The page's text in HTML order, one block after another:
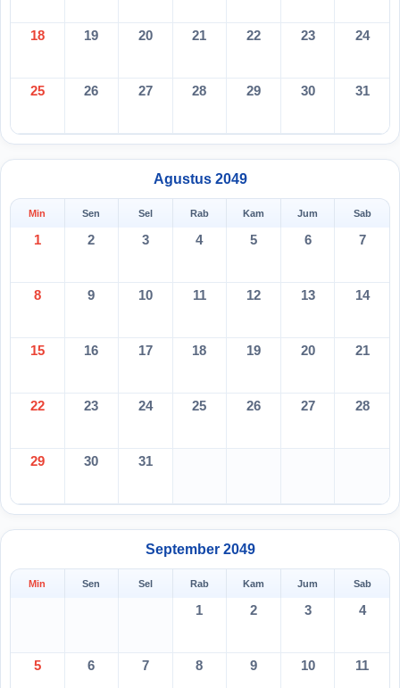
18 19 20 21 22 23 24
25 26 27 28 29 30 31
Agustus 2049
Min Sen Sel Rab Kam Jum Sab
1 2 3 4 5 6 7
8 9 10 11 12 13 14
15 16 17 18 19 20 21
22 23 24 25 26 27 28
29 30 31
September 2049
Min Sen Sel Rab Kam Jum Sab
1 2 3 4
5 6 7 8 9 10 11